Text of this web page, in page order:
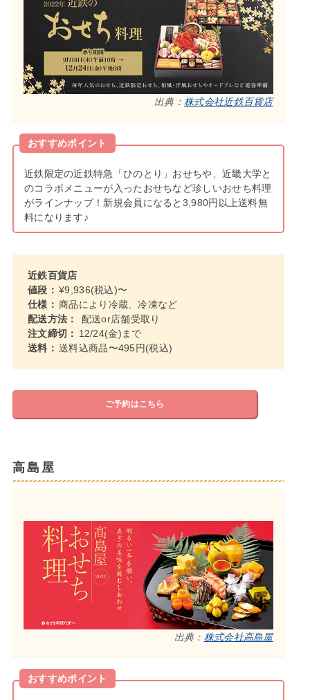
出典：株式会社近鉄百貨店
おすすめポイント
近鉄限定の近鉄特急「ひのとり」おせちや、近畿大学と
のコラボメニューが入ったおせちなど珍しいおせち料理
がラインナップ！新規会員になると3,980円以上送料無
料になります♪
近鉄百貨店
値段： ¥9,936(税込)〜
仕様： 商品により冷蔵、冷凍など
配送方法：
配送or店舗受取り
注文締切： 12/24(金)まで
送料： 送料込商品〜495円(税込)
ご予約はこちら
高島屋
出典： 株式会社高島屋
おすすめポイント